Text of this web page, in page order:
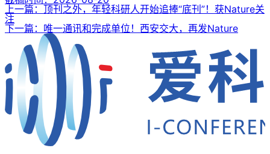
上一篇：顶刊之外，年轻科研人开始追捧“底刊”！获Nature关
注
下一篇：唯一通讯和完成单位！西安交大，再发Nature